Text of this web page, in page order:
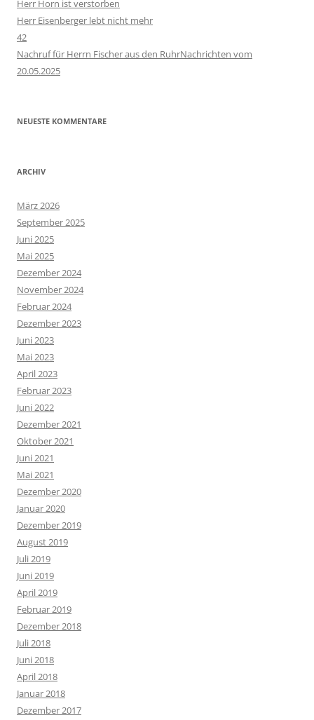
Herr Horn ist verstorben
Herr Eisenberger lebt nicht mehr
42
Nachruf für Herrn Fischer aus den RuhrNachrichten vom
20.05.2025
NEUESTE KOMMENTARE
ARCHIV
März 2026
September 2025
Juni 2025
Mai 2025
Dezember 2024
November 2024
Februar 2024
Dezember 2023
Juni 2023
Mai 2023
April 2023
Februar 2023
Juni 2022
Dezember 2021
Oktober 2021
Juni 2021
Mai 2021
Dezember 2020
Januar 2020
Dezember 2019
August 2019
Juli 2019
Juni 2019
April 2019
Februar 2019
Dezember 2018
Juli 2018
Juni 2018
April 2018
Januar 2018
Dezember 2017